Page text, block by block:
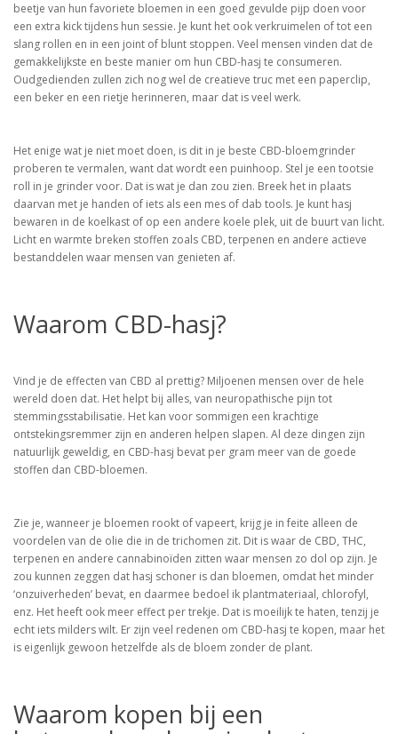
beetje van hun favoriete bloemen in een goed gevulde pijp doen voor
een extra kick tijdens hun sessie. Je kunt het ook verkruimelen of tot een
slang rollen en in een joint of blunt stoppen. Veel mensen vinden dat de
gemakkelijkste en beste manier om hun CBD-hasj te consumeren.
Oudgedienden zullen zich nog wel de creatieve truc met een paperclip,
een beker en een rietje herinneren, maar dat is veel werk.
Het enige wat je niet moet doen, is dit in je beste CBD-bloemgrinder
proberen te vermalen, want dat wordt een puinhoop. Stel je een tootsie
roll in je grinder voor. Dat is wat je dan zou zien. Breek het in plaats
daarvan met je handen of iets als een mes of dab tools. Je kunt hasj
bewaren in de koelkast of op een andere koele plek, uit de buurt van licht.
Licht en warmte breken stoffen zoals CBD, terpenen en andere actieve
bestanddelen waar mensen van genieten af.
Waarom CBD-hasj?
Vind je de effecten van CBD al prettig? Miljoenen mensen over de hele
wereld doen dat. Het helpt bij alles, van neuropathische pijn tot
stemmingsstabilisatie. Het kan voor sommigen een krachtige
ontstekingsremmer zijn en anderen helpen slapen. Al deze dingen zijn
natuurlijk geweldig, en CBD-hasj bevat per gram meer van de goede
stoffen dan CBD-bloemen.
Zie je, wanneer je bloemen rookt of vapeert, krijg je in feite alleen de
voordelen van de olie die in de trichomen zit. Dit is waar de CBD, THC,
terpenen en andere cannabinoïden zitten waar mensen zo dol op zijn. Je
zou kunnen zeggen dat hasj schoner is dan bloemen, omdat het minder
‘onzuiverheden’ bevat, en daarmee bedoel ik plantmateriaal, chlorofyl,
enz. Het heeft ook meer effect per trekje. Dat is moeilijk te haten, tenzij je
echt iets milders wilt. Er zijn veel redenen om CBD-hasj te kopen, maar het
is eigenlijk gewoon hetzelfde als de bloem zonder de plant.
Waarom kopen bij een